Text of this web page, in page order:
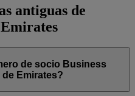
antiguas de
de socio Business
de Emirates?